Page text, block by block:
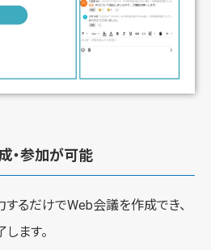
・参加が可能
するだけでWeb会議を作成でき、
ます。